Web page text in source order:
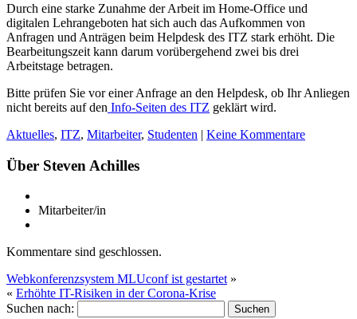
Durch eine starke Zunahme der Arbeit im Home-Office und
digitalen Lehrangeboten hat sich auch das Aufkommen von
Anfragen und Anträgen beim Helpdesk des ITZ stark erhöht. Die
Bearbeitungszeit kann darum vorübergehend zwei bis drei
Arbeitstage betragen.
Bitte prüfen Sie vor einer Anfrage an den Helpdesk, ob Ihr Anliegen
nicht bereits auf den Info-Seiten des ITZ geklärt wird.
Aktuelles, ITZ, Mitarbeiter, Studenten | Keine Kommentare
Über Steven Achilles
Mitarbeiter/in
Kommentare sind geschlossen.
Webkonferenzsystem MLUconf ist gestartet »
« Erhöhte IT-Risiken in der Corona-Krise
Suchen nach: